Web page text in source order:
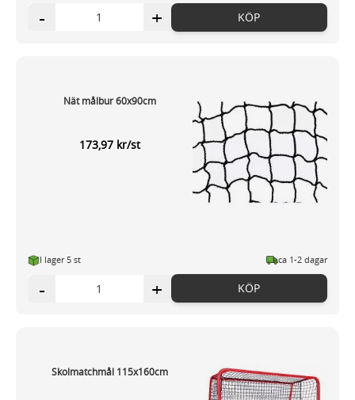
- + KÖP
Nät målbur 60x90cm
173,97 kr/st
I lager 5 st ca 1-2 dagar
- + KÖP
Skolmatchmål 115x160cm